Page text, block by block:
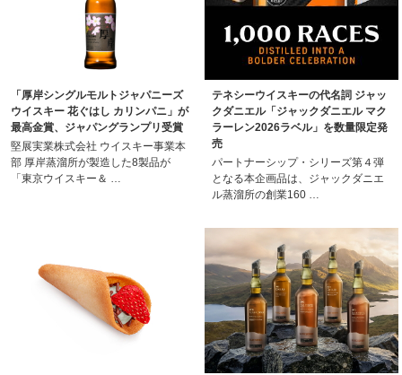
「厚岸シングルモルトジャパニーズ
ウイスキー 花ぐはし カリンパニ」が
最高金賞、ジャパングランプリ受賞
堅展実業株式会社 ウイスキー事業本
部 厚岸蒸溜所が製造した8製品が
「東京ウイスキー＆ …
テネシーウイスキーの代名詞 ジャッ
クダニエル「ジャックダニエル マク
ラーレン2026ラベル」を数量限定発
売
パートナーシップ・シリーズ第４弾
となる本企画品は、ジャックダニエ
ル蒸溜所の創業160 …